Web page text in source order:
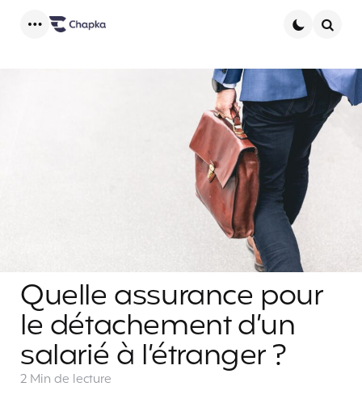
Quelle assurance pour
le détachement d’un
salarié à l’étranger ?
2 Min de lecture